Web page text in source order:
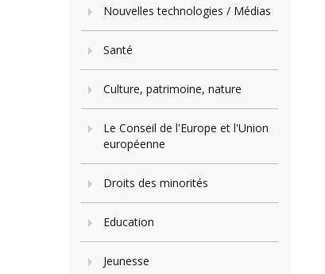
Nouvelles technologies / Médias
Santé
Culture, patrimoine, nature
Le Conseil de l'Europe et l'Union
européenne
Droits des minorités
Education
Jeunesse